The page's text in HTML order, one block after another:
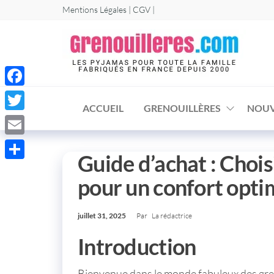
Mentions Légales | CGV |
ACCUEIL GRENOUILLÈRES
Guide d’achat :
pour un confort
juillet 31, 2025 Par La rédactrice
Introduction
F
a
c
e
T
w
i
E